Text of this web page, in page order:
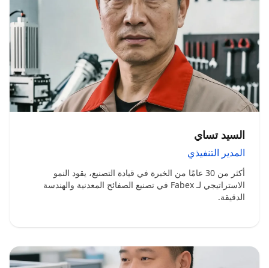
السيد تساي
المدير التنفيذي
أكثر من 30 عامًا من الخبرة في قيادة التصنيع، يقود النمو
الاستراتيجي لـ Fabex في تصنيع الصفائح المعدنية والهندسة
الدقيقة.